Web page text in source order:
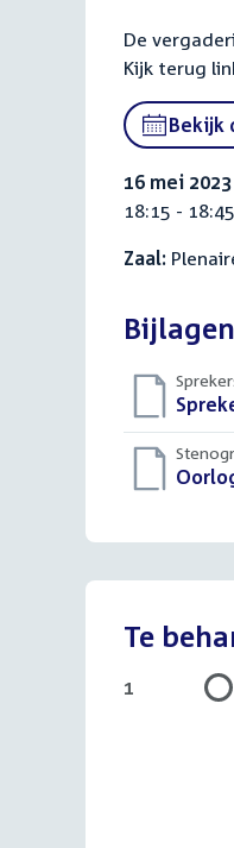
De
Kijk terug
Bekijk
16 mei 2023
18:15 -
Zaal:
Bijlagen
Te
1